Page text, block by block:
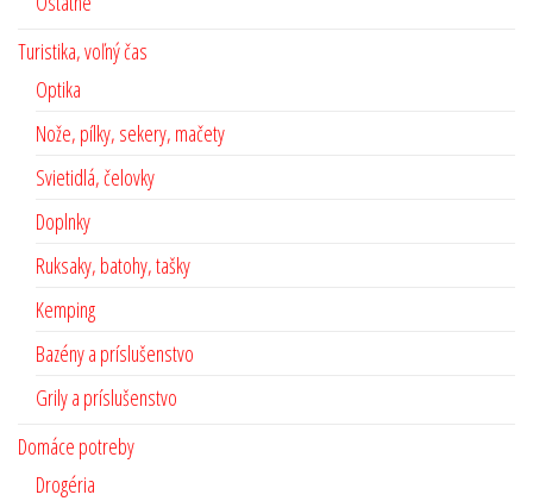
Turistika, voľný čas
Optika
Nože, pílky, sekery, mačety
Svietidlá, čelovky
Doplnky
Ruksaky, batohy, tašky
Kemping
Bazény a príslušenstvo
Grily a príslušenstvo
Domáce potreby
Drogéria